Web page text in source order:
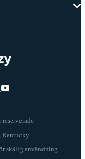
skälig användning